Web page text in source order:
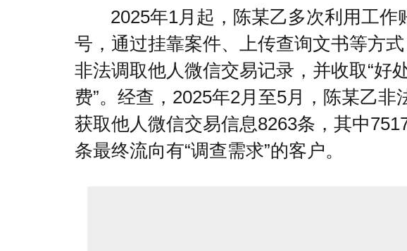
2025年1月起，陈某乙多次利用工作
号，通过挂靠案件、上传查询文书等方式
非法调取他人微信交易记录，并收取“好
费”。经查，2025年2月至5月，陈某乙非
获取他人微信交易信息8263条，其中
条最终流向有“调查需求”的客户。